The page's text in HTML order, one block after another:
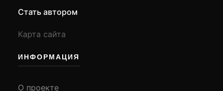
Стать автором
Карта сайта
ИНФОРМАЦИЯ
О проекте